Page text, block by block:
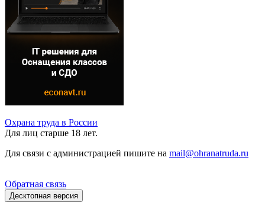
Охрана труда в России
Для лиц старше 18 лет.
Для связи с администрацией пишите на mail@ohranatruda.ru
Обратная связь
Десктопная версия